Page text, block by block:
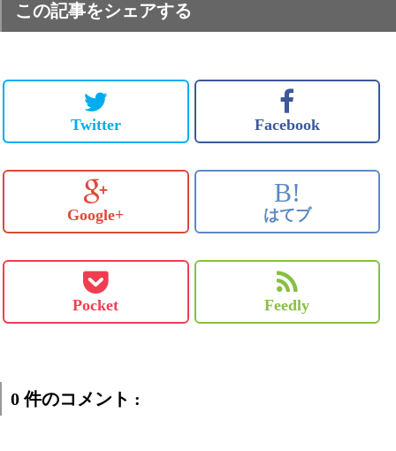
この記事をシェアする
Twitter Facebook
Google+
B!
はてブ
Pocket Feedly
0 件のコメント :